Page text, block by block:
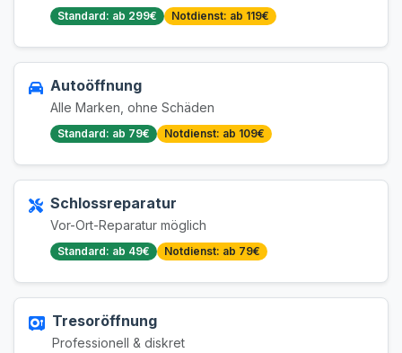
Standard: ab 299€ Notdienst: ab 119€
Autoöffnung
Alle Marken, ohne Schäden
Standard: ab 79€ Notdienst: ab 109€
Schlossreparatur
Vor-Ort-Reparatur möglich
Standard: ab 49€ Notdienst: ab 79€
Tresoröffnung
Professionell & diskret